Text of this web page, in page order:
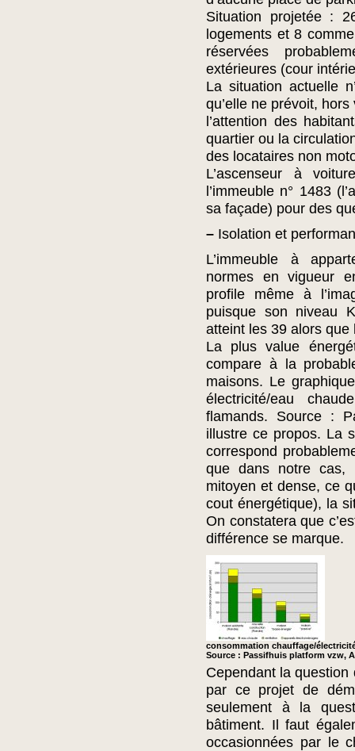
Situation projetée :
logements et 8
réservées
extérieures (cour
La situation actuelle
qu’elle ne prévoit,
l’attention des
quartier ou la
des locataires non
L’ascenseur à
l’immeuble n° 1483
sa façade) pour des
– Isolation et
L’immeuble à
normes en vigueur
profile même à
puisque son niveau
atteint les 39 alors
La plus value
compare à la
maisons. Le
électricité/eau
flamands. Source :
illustre ce propos. La
correspond
que dans notre cas,
mitoyen et dense, ce
cout énergétique), la
On constatera que
différence se marque.
consommation chauffage/
Source : Passifhuis platform vzw,
Cependant la question
par ce projet de
seulement à la
bâtiment. Il faut
occasionnées par le